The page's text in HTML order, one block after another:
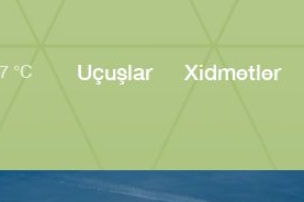
°C Uçuşlar Xidmətlər